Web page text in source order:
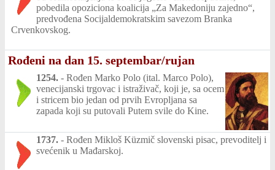
pobedila opoziciona koalicija „Za Makedoniju zajedno“,
predvođena Socijaldemokratskim savezom Branka
Crvenkovskog.
Rođeni na dan 15. septembar/rujan
1254. - Rođen Marko Polo (ital. Marco Polo),
venecijanski trgovac i istraživač, koji je, sa ocem
i stricem bio jedan od prvih Evropljana sa
zapada koji su putovali Putem svile do Kine.
1737. - Rođen Mikloš Küzmič slovenski pisac, prevoditelj i
svećenik u Mađarskoj.